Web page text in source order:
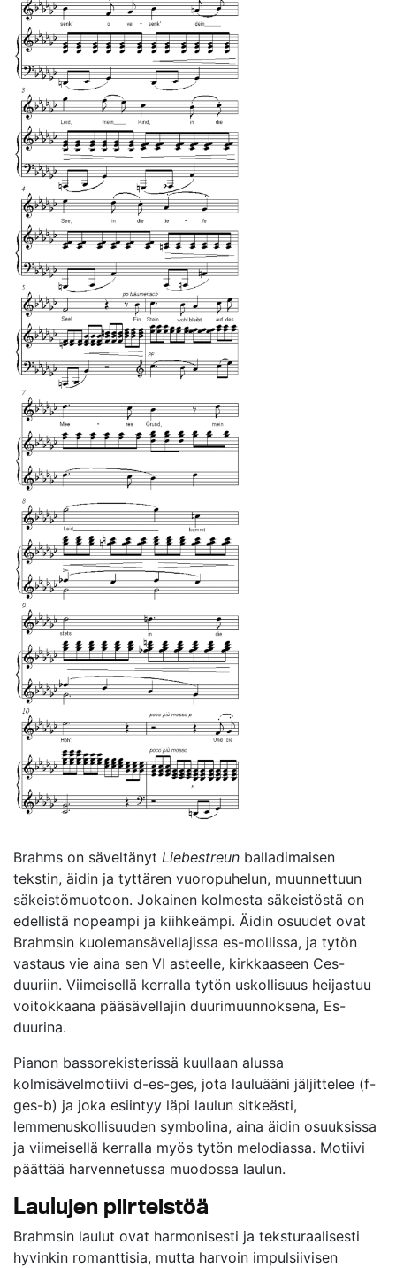
Brahms on säveltänyt Liebestreun balladimaisen
tekstin, äidin ja tyttären vuoropuhelun, muunnettuun
säkeistömuotoon. Jokainen kolmesta säkeistöstä on
edellistä nopeampi ja kiihkeämpi. Äidin osuudet ovat
Brahmsin kuolemansävellajissa es-mollissa, ja tytön
vastaus vie aina sen VI asteelle, kirkkaaseen Ces-
duuriin. Viimeisellä kerralla tytön uskollisuus heijastuu
voitokkaana pääsävellajin duurimuunnoksena, Es-
duurina.
Pianon bassorekisterissä kuullaan alussa
kolmisävelmotiivi d-es-ges, jota lauluääni jäljittelee (f-
ges-b) ja joka esiintyy läpi laulun sitkeästi,
lemmenuskollisuuden symbolina, aina äidin osuuksissa
ja viimeisellä kerralla myös tytön melodiassa. Motiivi
päättää harvennetussa muodossa laulun.
Laulujen piirteistöä
Brahmsin laulut ovat harmonisesti ja teksturaalisesti
hyvinkin romanttisia, mutta harvoin impulsiivisen